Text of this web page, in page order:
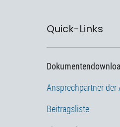
Quick-Links
Ansprechpartner der
Beitragsliste